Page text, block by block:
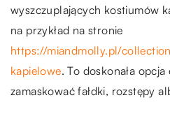
wyszczuplających kostiumów
na przykład na stronie
https://miandmolly.pl/
kapielowe. To doskonała
zamaskować fałdki, rozstępy